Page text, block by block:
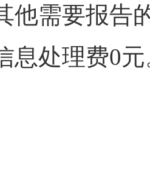
他需要报告
息处理费0